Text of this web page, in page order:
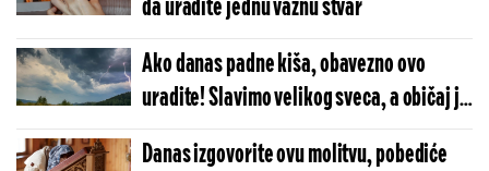
da uradite jednu važnu stvar
Ako danas padne kiša, obavezno ovo
uradite! Slavimo velikog sveca, a običaj je
jako važan
Danas izgovorite ovu molitvu, pobediće